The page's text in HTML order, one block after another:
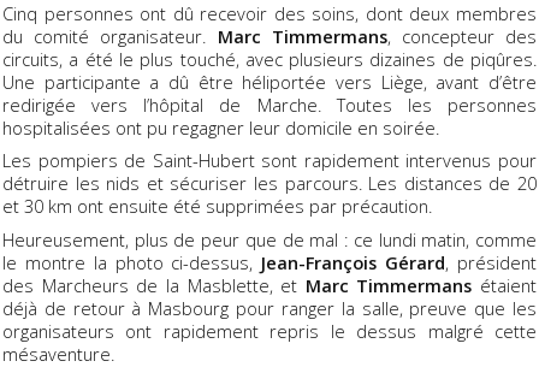
Cinq personnes ont dû recevoir des soins, dont deux membres
du comité organisateur. Marc Timmermans, concepteur des
circuits, a été le plus touché, avec plusieurs dizaines de piqûres.
Une participante a dû être héliportée vers Liège, avant d’être
redirigée vers l’hôpital de Marche. Toutes les personnes
hospitalisées ont pu regagner leur domicile en soirée.
Les pompiers de Saint-Hubert sont rapidement intervenus pour
détruire les nids et sécuriser les parcours. Les distances de 20
et 30 km ont ensuite été supprimées par précaution.
Heureusement, plus de peur que de mal : ce lundi matin, comme
le montre la photo ci-dessus, Jean-François Gérard, président
des Marcheurs de la Masblette, et Marc Timmermans étaient
déjà de retour à Masbourg pour ranger la salle, preuve que les
organisateurs ont rapidement repris le dessus malgré cette
mésaventure.